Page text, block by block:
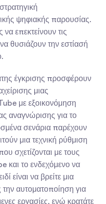
ψηφιακής παρουσίας.
επεκτείνουν τις
θυσιάζουν την εστίασή
έγκρισης προσφέρουν
μιας
με εξοικονόμηση
αναγνώρισης για το
σενάρια παρέχουν
μια τεχνική ρύθμιση
σχετίζονται με τους
και το ενδεχόμενο να
είναι να βρείτε μια
αυτοματοποίηση για
εργασίες, ενώ κρατάτε